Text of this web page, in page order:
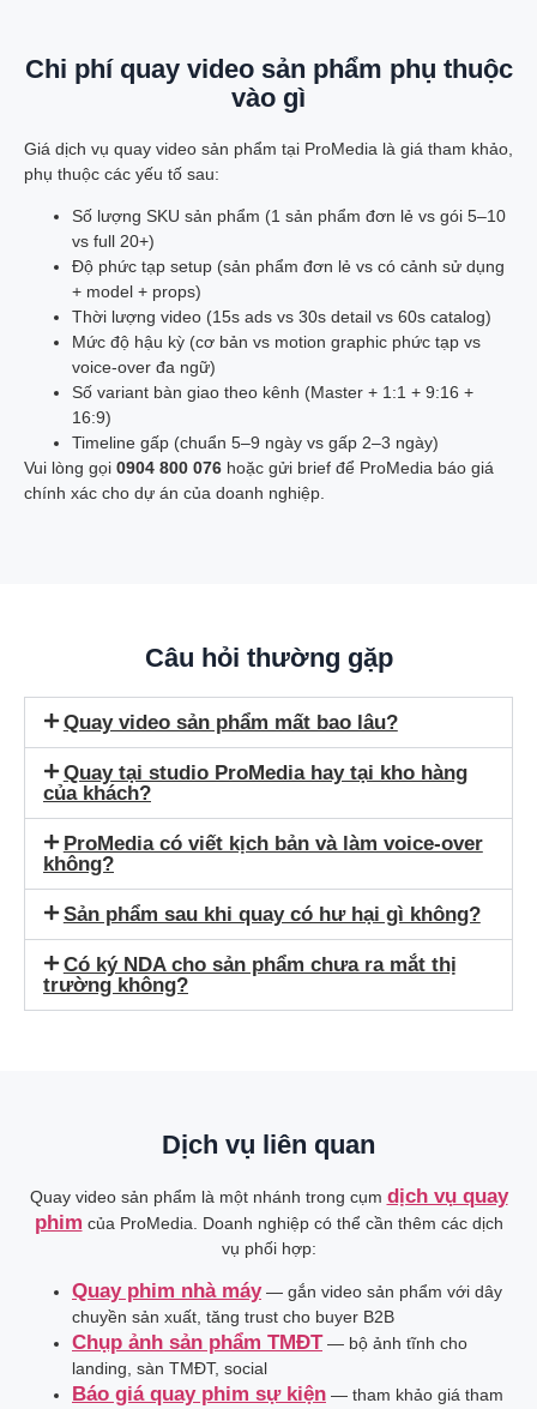
Chi phí quay video sản phẩm phụ thuộc
vào gì
Giá dịch vụ quay video sản phẩm tại ProMedia là giá tham khảo,
phụ thuộc các yếu tố sau:
Số lượng SKU sản phẩm (1 sản phẩm đơn lẻ vs gói 5–10
vs full 20+)
Độ phức tạp setup (sản phẩm đơn lẻ vs có cảnh sử dụng
+ model + props)
Thời lượng video (15s ads vs 30s detail vs 60s catalog)
Mức độ hậu kỳ (cơ bản vs motion graphic phức tạp vs
voice-over đa ngữ)
Số variant bàn giao theo kênh (Master + 1:1 + 9:16 +
16:9)
Timeline gấp (chuẩn 5–9 ngày vs gấp 2–3 ngày)
Vui lòng gọi 0904 800 076 hoặc gửi brief để ProMedia báo giá
chính xác cho dự án của doanh nghiệp.
Câu hỏi thường gặp
Quay video sản phẩm mất bao lâu?
Quay tại studio ProMedia hay tại kho hàng
của khách?
ProMedia có viết kịch bản và làm voice-over
không?
Sản phẩm sau khi quay có hư hại gì không?
Có ký NDA cho sản phẩm chưa ra mắt thị
trường không?
Dịch vụ liên quan
Quay video sản phẩm là một nhánh trong cụm dịch vụ quay
phim của ProMedia. Doanh nghiệp có thể cần thêm các dịch
vụ phối hợp:
Quay phim nhà máy— gắn video sản phẩm với dây
chuyền sản xuất, tăng trust cho buyer B2B
Chụp ảnh sản phẩm TMĐT— bộ ảnh tĩnh cho
landing, sàn TMĐT, social
Báo giá quay phim sự kiện — tham khảo giá tham